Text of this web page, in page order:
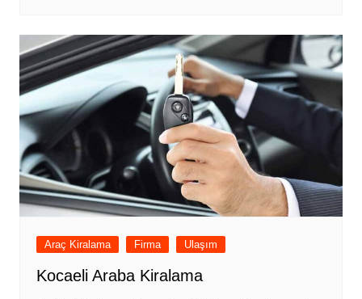
Araç Kiralama Firma Ulaşım
Kocaeli Araba Kiralama